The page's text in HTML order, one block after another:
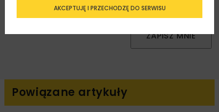
handlowej w postaci newslettera.
ZAPISZ MNIE
Powiązane artykuły
AKCEPTUJĘ I PRZECHODZĘ DO SERWISU